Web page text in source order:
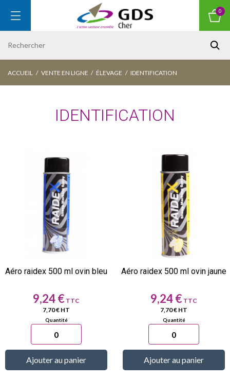
0
ACCUEIL VENTE EN LIGNE ÉLEVAGE IDENTIFICATION
IDENTIFICATION
Aéro raidex 500 ml ovin bleu
Prix
9,24 €
7,70 € HT
Ajouter au panier
Aéro raidex 500 ml ovin jaune
Prix
9,24 €
7,70 € HT
Ajouter au panier